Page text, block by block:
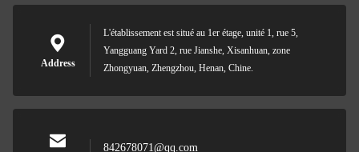
Address
L'établissement est situé au 1er étage, unité 1, rue 5,
Yangguang Yard 2, rue Jianshe, Xisanhuan, zone
Zhongyuan, Zhengzhou, Henan, Chine.
842678071@qq.com